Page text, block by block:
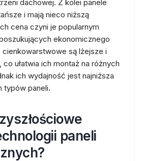
dachowej. Z kolei panele
i mają nieco niższą
cena czyni je popularnym
ekonomicznego
cienkowarstwowe są lżejsze i
ułatwia ich montaż na różnych
ich wydajność jest najniższa
typów paneli.
paneli